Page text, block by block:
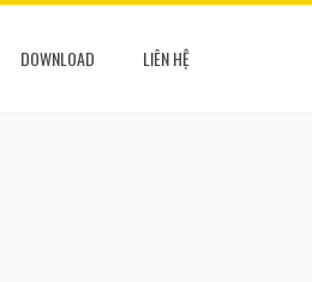
DOWNLOAD LIÊN HỆ